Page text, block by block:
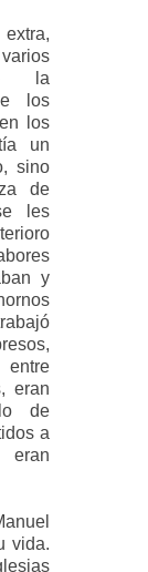
la
los
los
un
sino
de
les
y
entre
eran
de
a
vida.